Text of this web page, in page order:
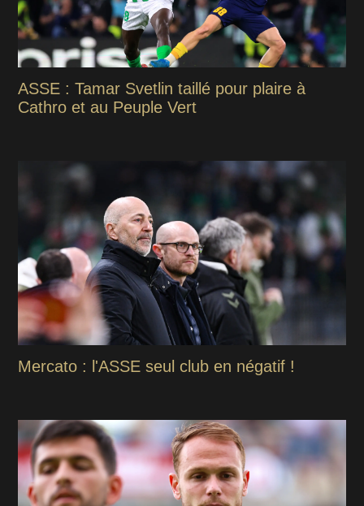
ASSE : Tamar Svetlin taillé pour plaire à
Cathro et au Peuple Vert
Mercato : l'ASSE seul club en négatif !